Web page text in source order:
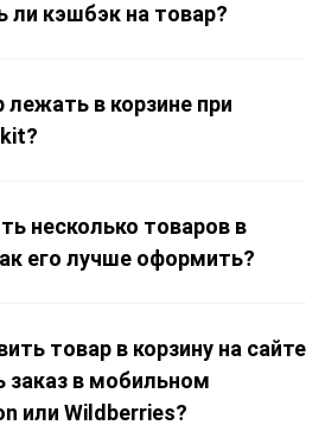
ли кэшбэк на товар?
в корзине при
несколько товаров в
его лучше оформить?
товар в корзину на сайте
заказ в мобильном
или Wildberries?